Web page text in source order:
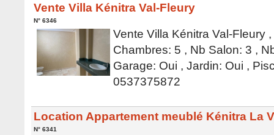
Vente Villa Kénitra Val-Fleury
N° 6346
Vente Villa Kénitra Val-Fleury
Chambres: 5 , Nb Salon: 3 ,
Garage: Oui , Jardin: Oui ,
0537375872
Location Appartement meublé Kénitra La
N° 6341